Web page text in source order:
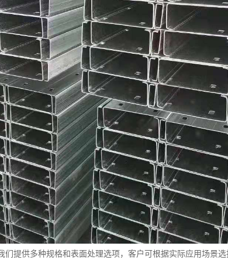
提供多种规格和表面处理选项，客户可根据实际应用场景